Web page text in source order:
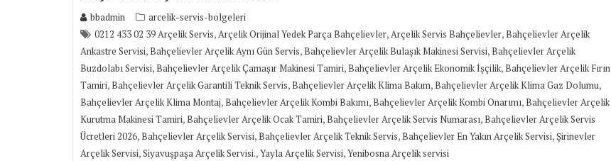
bbadmin
arcelik-servis-bolgeleri
0212 433 02 39 Arçelik Servis,Arçelik Orijinal Yedek Parça Bahçelievler,Arçelik Servis Bahçelievler,Bahçelievler Arçelik
Ankastre Servisi,Bahçelievler Arçelik Aynı Gün Servis,Bahçelievler Arçelik Bulaşık Makinesi Servisi,Bahçelievler Arçelik
Buzdolabı Servisi,Bahçelievler Arçelik Çamaşır Makinesi Tamiri,Bahçelievler Arçelik Ekonomik İşçilik,Bahçelievler Arçelik Fırın
Tamiri,Bahçelievler Arçelik Garantili Teknik Servis,Bahçelievler Arçelik Klima Bakım,Bahçelievler Arçelik Klima Gaz Dolumu,
Bahçelievler Arçelik Klima Montaj,Bahçelievler Arçelik Kombi Bakımı,Bahçelievler Arçelik Kombi Onarımı,Bahçelievler Arçelik
Kurutma Makinesi Tamiri,Bahçelievler Arçelik Ocak Tamiri,Bahçelievler Arçelik Servis Numarası,Bahçelievler Arçelik Servis
Ücretleri 2026,Bahçelievler Arçelik Servisi,Bahçelievler Arçelik Teknik Servis,Bahçelievler En Yakın Arçelik Servisi,Şirinevler
Arçelik Servisi,Siyavuşpaşa Arçelik Servisi.,Yayla Arçelik Servisi,Yenibosna Arçelik servisi